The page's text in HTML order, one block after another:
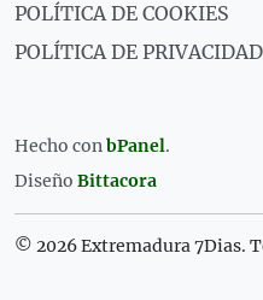
POLÍTICA DE COOKIES
POLÍTICA DE PRIVACIDAD
Hecho conbPanel.
Diseño Bittacora
© 2026 Extremadura 7Dias.